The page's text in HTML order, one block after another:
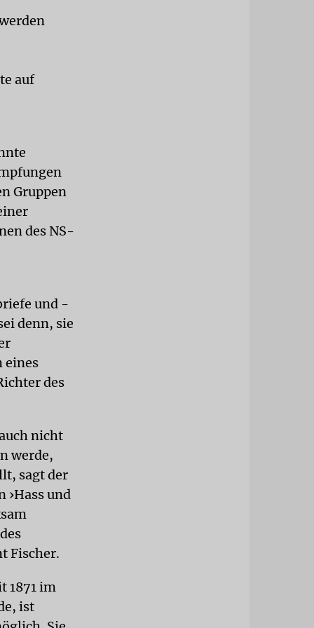
auf
Gruppen
des NS-
und -
denn, sie
eines
des
nicht
werde,
sagt der
›Hass und
Fischer.
1871 im
ist